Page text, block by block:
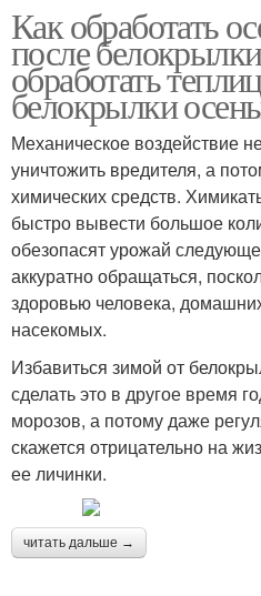
Как обработать
после
обработать
белокрылки
Механическое воздействие
уничтожить вредителя, а
химических средств.
быстро вывести большое
обезопасят урожай
аккуратно обращаться,
здоровью человека,
насекомых.
Избавиться зимой от
сделать это в другое время
морозов, а потому даже
скажется отрицательно на
ее личинки.
читать дальше →